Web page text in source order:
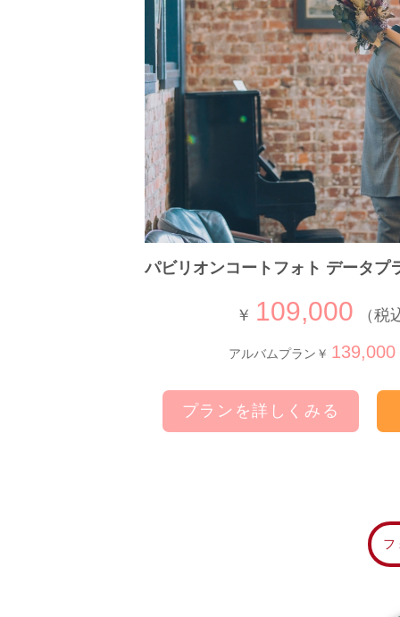
パビリオンコートフォト データプ
￥ 109,000 （税
アルバムプラン￥ 139,000
プランを詳しくみる
フ